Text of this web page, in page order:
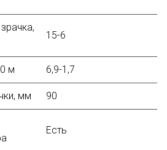
15-6
м 6,9-1,7
мм 90
Есть